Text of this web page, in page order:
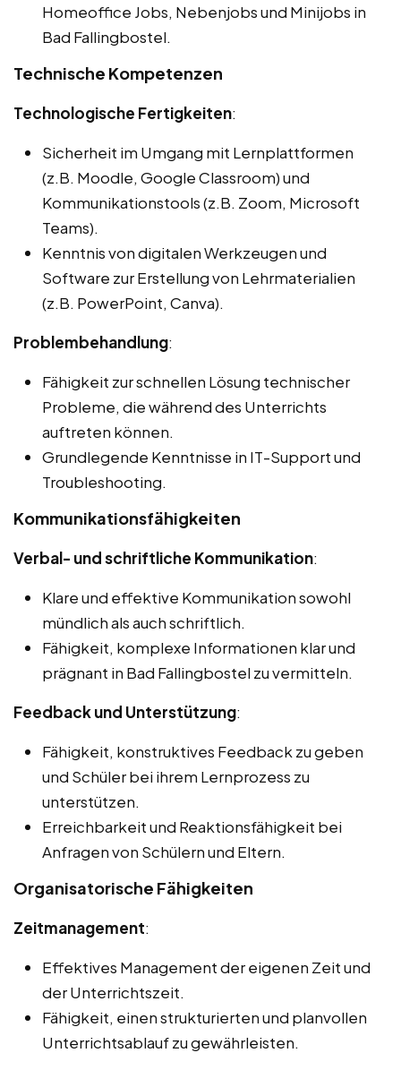
Homeoffice Jobs, Nebenjobs und Minijobs in
Bad Fallingbostel.
Technische Kompetenzen
Technologische Fertigkeiten:
Sicherheit im Umgang mit Lernplattformen
(z.B. Moodle, Google Classroom) und
Kommunikationstools (z.B. Zoom, Microsoft
Teams).
Kenntnis von digitalen Werkzeugen und
Software zur Erstellung von Lehrmaterialien
(z.B. PowerPoint, Canva).
Problembehandlung:
Fähigkeit zur schnellen Lösung technischer
Probleme, die während des Unterrichts
auftreten können.
Grundlegende Kenntnisse in IT-Support und
Troubleshooting.
Kommunikationsfähigkeiten
Verbal- und schriftliche Kommunikation:
Klare und effektive Kommunikation sowohl
mündlich als auch schriftlich.
Fähigkeit, komplexe Informationen klar und
prägnant in Bad Fallingbostel zu vermitteln.
Feedback und Unterstützung:
Fähigkeit, konstruktives Feedback zu geben
und Schüler bei ihrem Lernprozess zu
unterstützen.
Erreichbarkeit und Reaktionsfähigkeit bei
Anfragen von Schülern und Eltern.
Organisatorische Fähigkeiten
Zeitmanagement:
Effektives Management der eigenen Zeit und
der Unterrichtszeit.
Fähigkeit, einen strukturierten und planvollen
Unterrichtsablauf zu gewährleisten.